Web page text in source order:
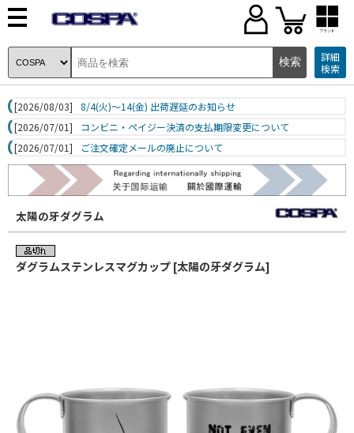
ブランド
詳細
検索
[2026/08/03]
8/4(火)～14(金) 出荷遅延のお知らせ
[2026/07/01]
コンビニ・ペイジー決済の支払期限変更について
[2026/07/01]
ご注文確定メールの廃止について
太陽の牙ダグラム
ダグラムステンレスマグカップ [太陽の牙ダグラム]